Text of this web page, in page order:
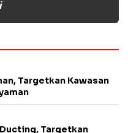
Targetkan Kawasan
Targetkan